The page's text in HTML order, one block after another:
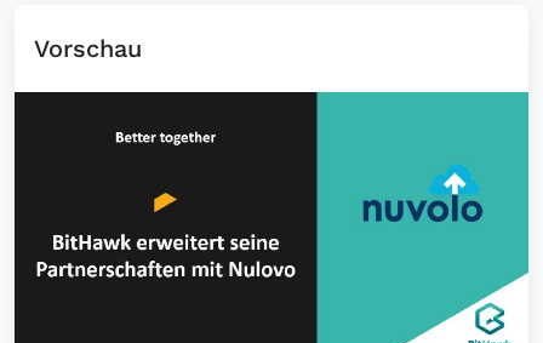
Vorschau